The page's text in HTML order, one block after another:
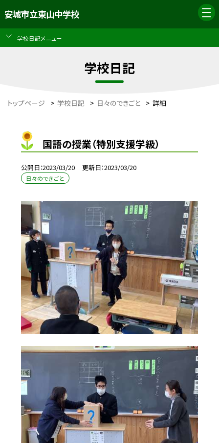
安城市立東山中学校
学校日記メニュー
学校日記
トップページ > 学校日記 > 日々のできごと > 詳細
国語の授業（特別支援学級）
公開日 2023/03/20 更新日 2023/03/20
日々のできごと